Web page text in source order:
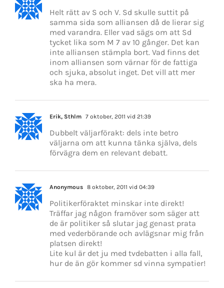
Helt rätt av S och V. Sd skulle suttit på
samma sida som alliansen då de lierar sig
med varandra. Eller vad sägs om att Sd
tycket lika som M 7 av 10 gånger. Det kan
inte alliansen stämpla bort. Vad finns det
inom alliansen som värnar för de fattiga
och sjuka, absolut inget. Det vill att mer
ska ha mera.
Erik, Sthlm 7 oktober, 2011 vid 21:39
Dubbelt väljarförakt: dels inte betro
väljarna om att kunna tänka själva, dels
förvägra dem en relevant debatt.
Anonymous 8 oktober, 2011 vid 04:39
Politikerföraktet minskar inte direkt!
Träffar jag någon framöver som säger att
de är politiker så slutar jag genast prata
med vederbörande och avlägsnar mig från
platsen direkt!
Lite kul är det ju med tvdebatten i alla fall,
hur de än gör kommer sd vinna sympatier!